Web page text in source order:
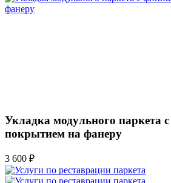
Укладка модульного
покрытием на фанеру
3 600 ₽